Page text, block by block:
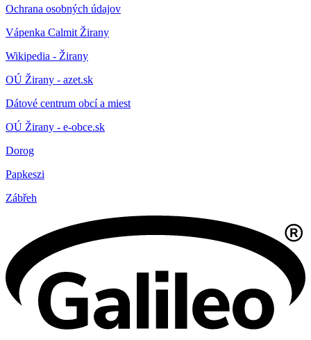
Ochrana osobných údajov
Vápenka Calmit Žirany
Wikipedia - Žirany
OÚ Žirany - azet.sk
Dátové centrum obcí a miest
OÚ Žirany - e-obce.sk
Dorog
Papkeszi
Zábřeh